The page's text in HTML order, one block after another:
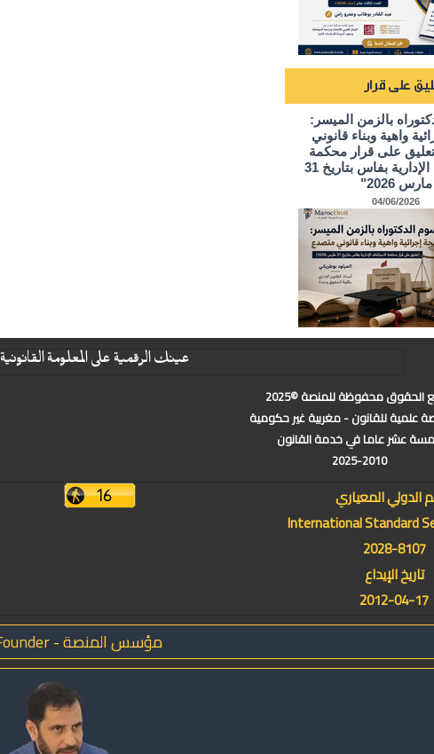
بالزمن الميسر:
واهية وبناء قانوني
على قرار محكمة
الاستئناف الإدارية بفاس بتاريخ 31
مارس 2026"
04/06/2026
عينك الرقمية على المعلومة القانونية
الحقوق محفوظة للمنصة ©2025
علمية للقانون - مغربية غير حكومية
عشر عاما في خدمة القانون
2025-2010
الدولي المعياري
International Standard
2028-8107
تاريخ الإيداع
2012-04-17
مؤسس المنصة - The Founder